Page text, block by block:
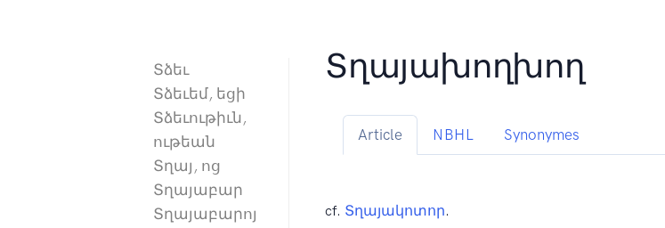
Տձեւ
Տձեւեմ, եցի
Տձեւութիւն,
ութեան
Տղայ, ոց
Տղայաբար
Տղայաբարոյ
Տղայախողխող
Article NBHL Synonymes
cf. Տղայակոտոր.